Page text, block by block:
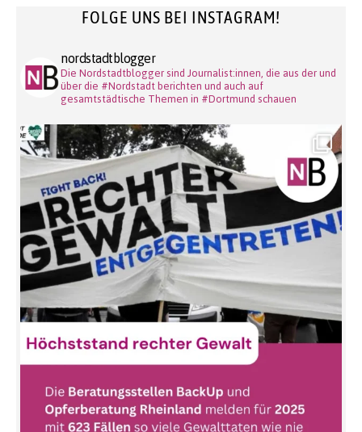
FOLGE UNS BEI INSTAGRAM!
nordstadtblogger
Die Nordstadtblogger sind Journalist:innen, die aus der und
über die #Nordstadt berichten und auch auf
gesamtstädtische Themen in #Dortmund schauen